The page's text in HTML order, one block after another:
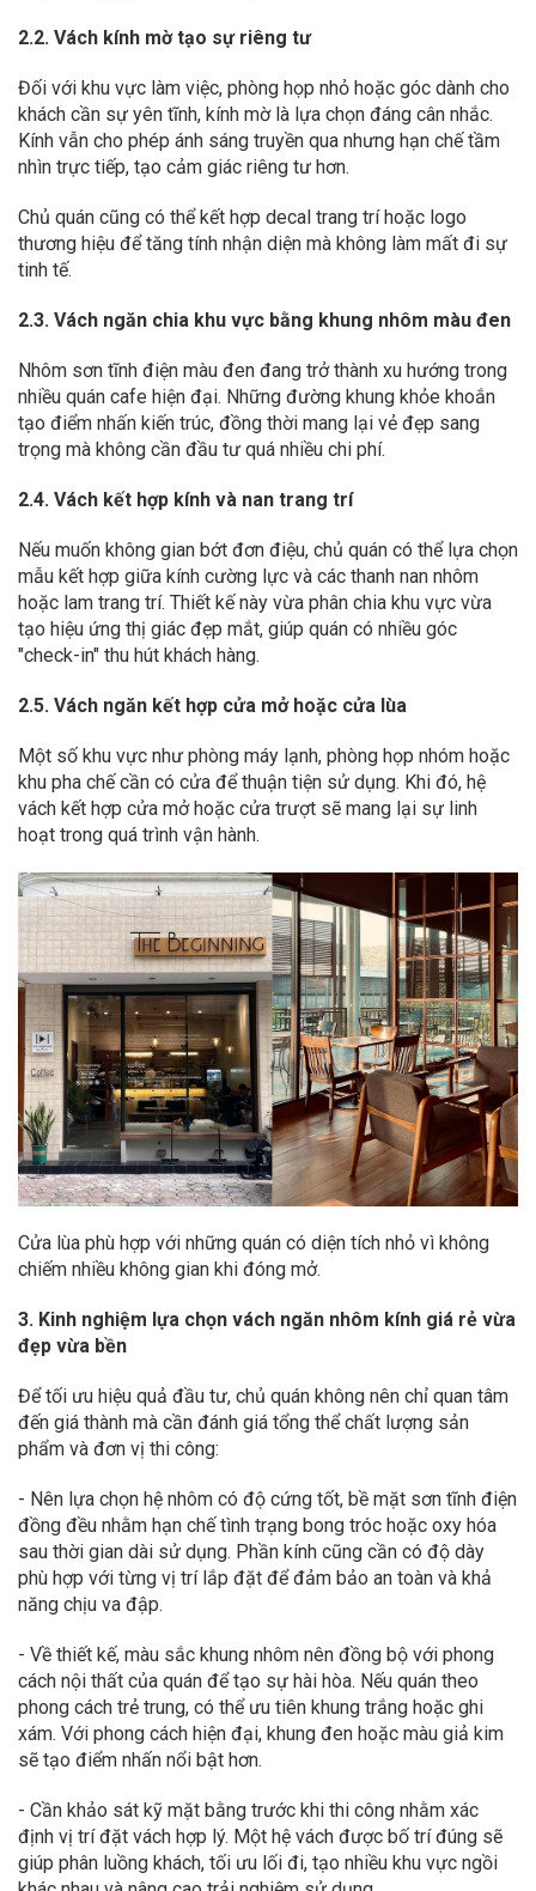
2.2. Vách kính mờ tạo sự riêng tư
Đối với khu vực làm việc, phòng họp nhỏ hoặc góc dành cho
khách cần sự yên tĩnh, kính mờ là lựa chọn đáng cân nhắc.
Kính vẫn cho phép ánh sáng truyền qua nhưng hạn chế tầm
nhìn trực tiếp, tạo cảm giác riêng tư hơn.
Chủ quán cũng có thể kết hợp decal trang trí hoặc logo
thương hiệu để tăng tính nhận diện mà không làm mất đi sự
tinh tế.
2.3. Vách ngăn chia khu vực bằng khung nhôm màu đen
Nhôm sơn tĩnh điện màu đen đang trở thành xu hướng trong
nhiều quán cafe hiện đại. Những đường khung khỏe khoắn
tạo điểm nhấn kiến trúc, đồng thời mang lại vẻ đẹp sang
trọng mà không cần đầu tư quá nhiều chi phí.
2.4. Vách kết hợp kính và nan trang trí
Nếu muốn không gian bớt đơn điệu, chủ quán có thể lựa chọn
mẫu kết hợp giữa kính cường lực và các thanh nan nhôm
hoặc lam trang trí. Thiết kế này vừa phân chia khu vực vừa
tạo hiệu ứng thị giác đẹp mắt, giúp quán có nhiều góc
"check-in" thu hút khách hàng.
2.5. Vách ngăn kết hợp cửa mở hoặc cửa lùa
Một số khu vực như phòng máy lạnh, phòng họp nhóm hoặc
khu pha chế cần có cửa để thuận tiện sử dụng. Khi đó, hệ
vách kết hợp cửa mở hoặc cửa trượt sẽ mang lại sự linh
hoạt trong quá trình vận hành.
Cửa lùa phù hợp với những quán có diện tích nhỏ vì không
chiếm nhiều không gian khi đóng mở.
3. Kinh nghiệm lựa chọn vách ngăn nhôm kính giá rẻ vừa
đẹp vừa bền
Để tối ưu hiệu quả đầu tư, chủ quán không nên chỉ quan tâm
đến giá thành mà cần đánh giá tổng thể chất lượng sản
phẩm và đơn vị thi công:
- Nên lựa chọn hệ nhôm có độ cứng tốt, bề mặt sơn tĩnh điện
đồng đều nhằm hạn chế tình trạng bong tróc hoặc oxy hóa
sau thời gian dài sử dụng. Phần kính cũng cần có độ dày
phù hợp với từng vị trí lắp đặt để đảm bảo an toàn và khả
năng chịu va đập.
- Về thiết kế, màu sắc khung nhôm nên đồng bộ với phong
cách nội thất của quán để tạo sự hài hòa. Nếu quán theo
phong cách trẻ trung, có thể ưu tiên khung trắng hoặc ghi
xám. Với phong cách hiện đại, khung đen hoặc màu giả kim
sẽ tạo điểm nhấn nổi bật hơn.
- Cần khảo sát kỹ mặt bằng trước khi thi công nhằm xác
định vị trí đặt vách hợp lý. Một hệ vách được bố trí đúng sẽ
giúp phân luồng khách, tối ưu lối đi, tạo nhiều khu vực ngồi